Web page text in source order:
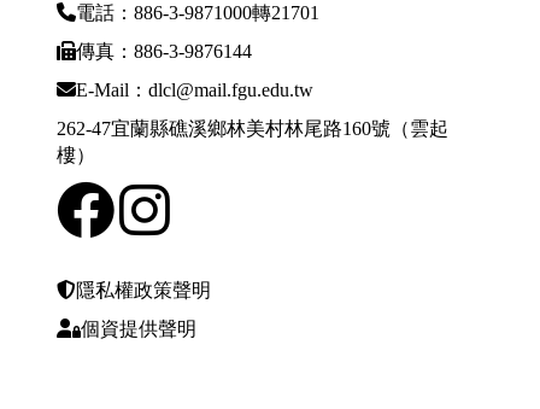
電話：886-3-9871000轉21701
傳真：886-3-9876144
E-Mail：dlcl@mail.fgu.edu.tw
262-47宜蘭縣礁溪鄉林美村林尾路160號（雲起
樓）
隱私權政策聲明
個資提供聲明